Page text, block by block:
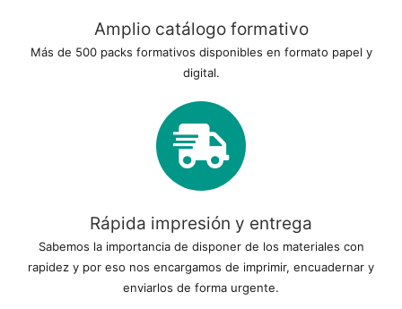
Amplio catálogo formativo
Más de 500 packs formativos disponibles en formato papel y
digital.
Rápida impresión y entrega
Sabemos la importancia de disponer de los materiales con
rapidez y por eso nos encargamos de imprimir, encuadernar y
enviarlos de forma urgente.